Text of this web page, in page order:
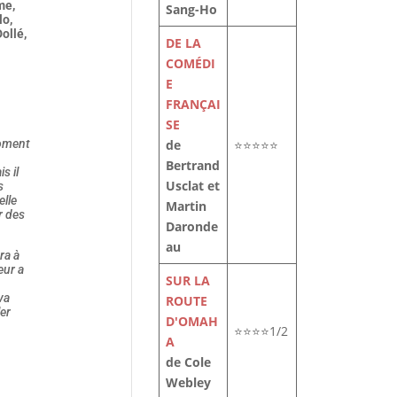
il
des
à
a
Sang-Ho
DE LA
COMÉDI
E
FRANÇAI
SE
de
Bertrand
Usclat et
Martin
Daronde
au
⭐⭐⭐⭐⭐
SUR LA
ROUTE
D'OMAH
A
de Cole
Webley
⭐⭐⭐⭐1/2